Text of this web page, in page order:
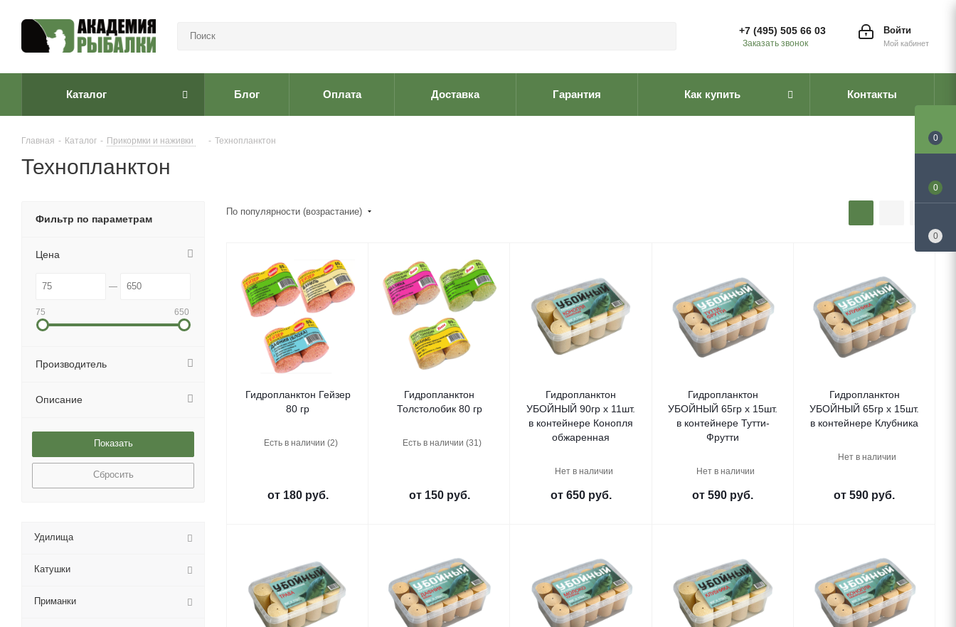
Войти
Мой кабинет
+7 (495) 505 66 03
Заказать звонок
Каталог Блог Оплата Доставка Гарантия Как купить Контакты
Главная - Каталог - Прикормки и наживки - Технопланктон
Технопланктон
По популярности (возрастание)
Гидропланктон Гейзер
80 гр
Есть в наличии (2)
от 180 руб.
Гидропланктон
Толстолобик 80 гр
Есть в наличии (31)
от 150 руб.
Гидропланктон
УБОЙНЫЙ 90гр х 11шт.
в контейнере Конопля
обжаренная
Нет в наличии
от 650 руб.
Гидропланктон
УБОЙНЫЙ 65гр х 15шт.
в контейнере Тутти-
Фрутти
Нет в наличии
от590 руб.
Гидропланктон
УБОЙНЫЙ 65гр х 15шт.
в контейнере Клубника
Нет в наличии
от590 руб.
Фильтр по параметрам
Цена
75 650
Производитель
Описание
Сбросить
Удилища
Катушки
Приманки
0
0
0